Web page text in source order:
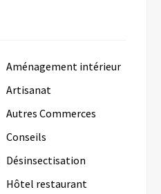
Aménagement intérieur
Artisanat
Autres Commerces
Conseils
Désinsectisation
Hôtel restaurant